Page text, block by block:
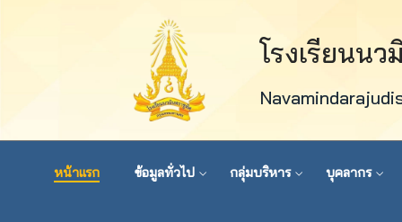
โรงเรียนน
หน้าแรก ข้อมูลทั่วไป กลุ่มบริหาร บุคลากร